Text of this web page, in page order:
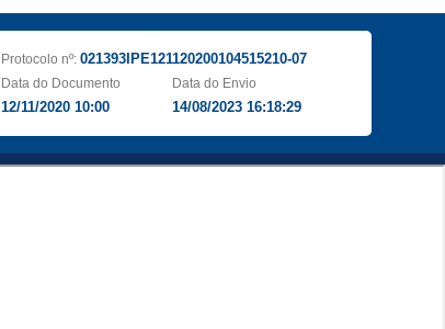
Protocolo nº: 021393IPE121120200104515210-07
Data do Documento
12/11/2020 10:00
Data do Envio
14/08/2023 16:18:29